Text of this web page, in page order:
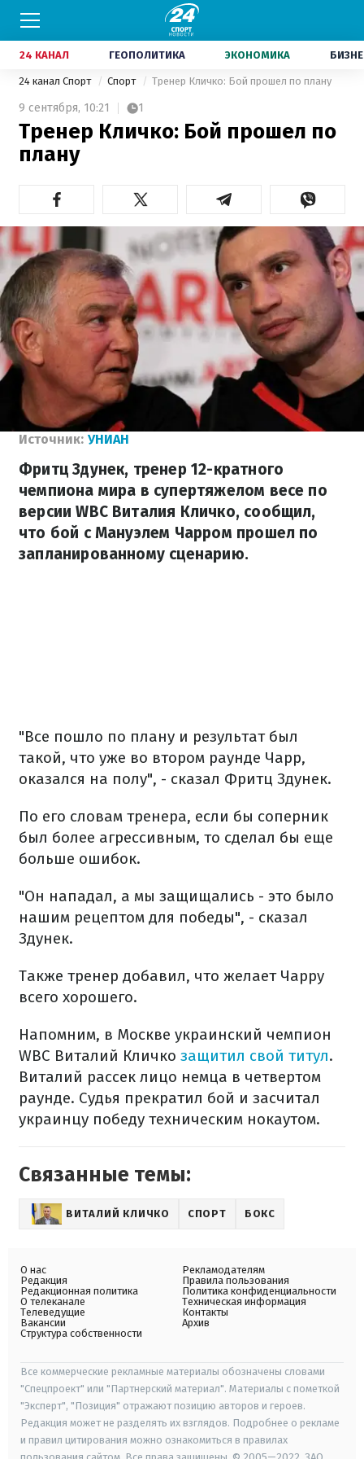
24 КАНАЛ ГЕОПОЛИТИКА ЭКОНОМИКА
24 канал Спорт Спорт Тренер Кличко: Бой прошел по плану
9 сентября, 10:21 1
Тренер Кличко: Бой прошел по
плану
Источник: УНИАН
Фритц Здунек, тренер 12-кратного
чемпиона мира в супертяжелом весе по
версии WBC Виталия Кличко, сообщил,
что бой с Мануэлем Чарром прошел по
запланированному сценарию.
"Все пошло по плану и результат был
такой, что уже во втором раунде Чарр,
оказался на полу", - сказал Фритц Здунек.
По его словам тренера, если бы соперник
был более агрессивным, то сделал бы еще
больше ошибок.
"Он нападал, а мы защищались - это было
нашим рецептом для победы", - сказал
Здунек.
Также тренер добавил, что желает Чарру
всего хорошего.
Напомним, в Москве украинский чемпион
WBC Виталий Кличко защитил свой титул.
Виталий рассек лицо немца в четвертом
раунде. Судья прекратил бой и засчитал
украинцу победу техническим нокаутом.
Связанные темы:
ВИТАЛИЙ КЛИЧКО СПОРТ БОКС
О нас
Редакция
Редакционная политика
О телеканале
Телеведущие
Вакансии
Структура собственности
Рекламодателям
Правила пользования
Политика конфиденциальности
Техническая информация
Контакты
Архив
Все коммерческие рекламные материалы обозначены словами
"Спецпроект" или "Партнерский материал". Материалы с пометкой
"Эксперт", "Позиция" отражают позицию авторов и героев.
Редакция может не разделять их взглядов. Подробнее о рекламе
и правил цитирования можно ознакомиться в правилах